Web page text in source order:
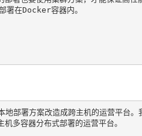
署在Docker容器内。
地部署方案改造成跨主机的运营平台
多容器分布式部署的运营平台。